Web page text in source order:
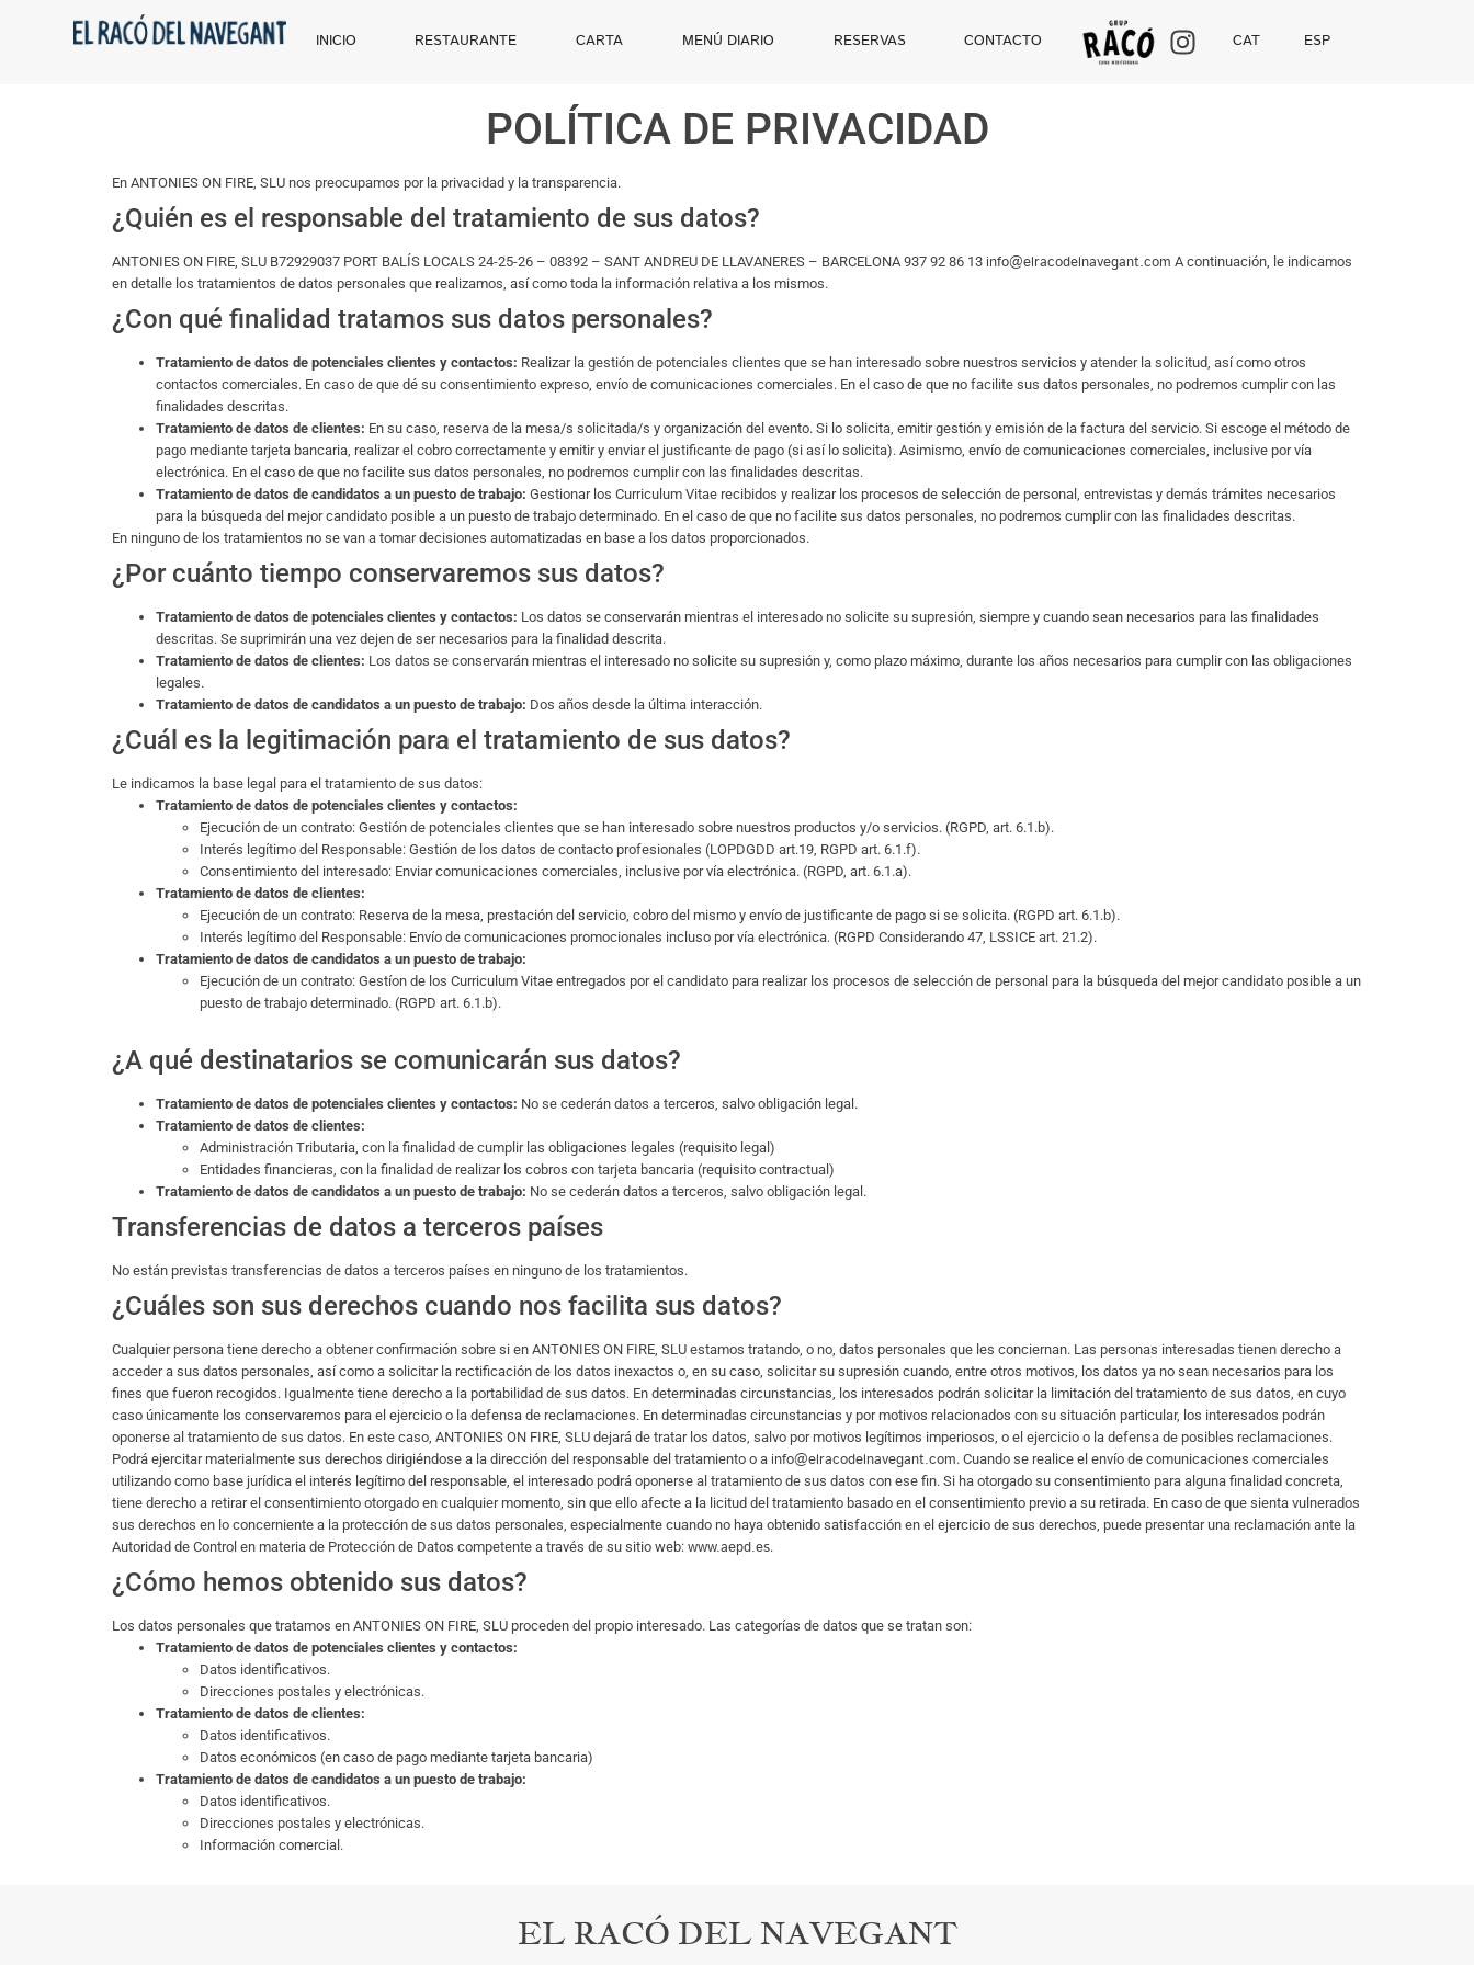
INICIO RESTAURANTE CARTA MENÚ DIARIO RESERVAS CONTACTO CAT ESP
POLÍTICA DE PRIVACIDAD
En ANTONIES ON FIRE, SLU nos preocupamos por la privacidad y la transparencia.
¿Quién es el responsable del tratamiento de sus datos?
ANTONIES ON FIRE, SLU B72929037 PORT BALÍS LOCALS 24-25-26 – 08392 – SANT ANDREU DE LLAVANERES – BARCELONA 937 92 86 13 info@elracodelnavegant.com A continuación, le indicamos
en detalle los tratamientos de datos personales que realizamos, así como toda la información relativa a los mismos.
¿Con qué finalidad tratamos sus datos personales?
Tratamiento de datos de potenciales clientes y contactos: Realizar la gestión de potenciales clientes que se han interesado sobre nuestros servicios y atender la solicitud, así como otros
contactos comerciales. En caso de que dé su consentimiento expreso, envío de comunicaciones comerciales. En el caso de que no facilite sus datos personales, no podremos cumplir con las
finalidades descritas.
Tratamiento de datos de clientes: En su caso, reserva de la mesa/s solicitada/s y organización del evento. Si lo solicita, emitir gestión y emisión de la factura del servicio. Si escoge el método de
pago mediante tarjeta bancaria, realizar el cobro correctamente y emitir y enviar el justificante de pago (si así lo solicita). Asimismo, envío de comunicaciones comerciales, inclusive por vía
electrónica. En el caso de que no facilite sus datos personales, no podremos cumplir con las finalidades descritas.
Tratamiento de datos de candidatos a un puesto de trabajo: Gestionar los Curriculum Vitae recibidos y realizar los procesos de selección de personal, entrevistas y demás trámites necesarios
para la búsqueda del mejor candidato posible a un puesto de trabajo determinado. En el caso de que no facilite sus datos personales, no podremos cumplir con las finalidades descritas.
En ninguno de los tratamientos no se van a tomar decisiones automatizadas en base a los datos proporcionados.
¿Por cuánto tiempo conservaremos sus datos?
Tratamiento de datos de potenciales clientes y contactos: Los datos se conservarán mientras el interesado no solicite su supresión, siempre y cuando sean necesarios para las finalidades
descritas. Se suprimirán una vez dejen de ser necesarios para la finalidad descrita.
Tratamiento de datos de clientes: Los datos se conservarán mientras el interesado no solicite su supresión y, como plazo máximo, durante los años necesarios para cumplir con las obligaciones
legales.
Tratamiento de datos de candidatos a un puesto de trabajo: Dos años desde la última interacción.
¿Cuál es la legitimación para el tratamiento de sus datos?
Le indicamos la base legal para el tratamiento de sus datos:
Tratamiento de datos de potenciales clientes y contactos:
Ejecución de un contrato: Gestión de potenciales clientes que se han interesado sobre nuestros productos y/o servicios. (RGPD, art. 6.1.b).
Interés legítimo del Responsable: Gestión de los datos de contacto profesionales (LOPDGDD art.19, RGPD art. 6.1.f).
Consentimiento del interesado: Enviar comunicaciones comerciales, inclusive por vía electrónica. (RGPD, art. 6.1.a).
Tratamiento de datos de clientes:
Ejecución de un contrato: Reserva de la mesa, prestación del servicio, cobro del mismo y envío de justificante de pago si se solicita. (RGPD art. 6.1.b).
Interés legítimo del Responsable: Envío de comunicaciones promocionales incluso por vía electrónica. (RGPD Considerando 47, LSSICE art. 21.2).
Tratamiento de datos de candidatos a un puesto de trabajo:
Ejecución de un contrato: Gestíon de los Curriculum Vitae entregados por el candidato para realizar los procesos de selección de personal para la búsqueda del mejor candidato posible a un
puesto de trabajo determinado. (RGPD art. 6.1.b).
¿A qué destinatarios se comunicarán sus datos?
Tratamiento de datos de potenciales clientes y contactos: No se cederán datos a terceros, salvo obligación legal.
Tratamiento de datos de clientes:
Administración Tributaria, con la finalidad de cumplir las obligaciones legales (requisito legal)
Entidades financieras, con la finalidad de realizar los cobros con tarjeta bancaria (requisito contractual)
Tratamiento de datos de candidatos a un puesto de trabajo: No se cederán datos a terceros, salvo obligación legal.
Transferencias de datos a terceros países
No están previstas transferencias de datos a terceros países en ninguno de los tratamientos.
¿Cuáles son sus derechos cuando nos facilita sus datos?
Cualquier persona tiene derecho a obtener confirmación sobre si en ANTONIES ON FIRE, SLU estamos tratando, o no, datos personales que les conciernan. Las personas interesadas tienen derecho a
acceder a sus datos personales, así como a solicitar la rectificación de los datos inexactos o, en su caso, solicitar su supresión cuando, entre otros motivos, los datos ya no sean necesarios para los
fines que fueron recogidos. Igualmente tiene derecho a la portabilidad de sus datos. En determinadas circunstancias, los interesados podrán solicitar la limitación del tratamiento de sus datos, en cuyo
caso únicamente los conservaremos para el ejercicio o la defensa de reclamaciones. En determinadas circunstancias y por motivos relacionados con su situación particular, los interesados podrán
oponerse al tratamiento de sus datos. En este caso, ANTONIES ON FIRE, SLU dejará de tratar los datos, salvo por motivos legítimos imperiosos, o el ejercicio o la defensa de posibles reclamaciones.
Podrá ejercitar materialmente sus derechos dirigiéndose a la dirección del responsable del tratamiento o a info@elracodelnavegant.com. Cuando se realice el envío de comunicaciones comerciales
utilizando como base jurídica el interés legítimo del responsable, el interesado podrá oponerse al tratamiento de sus datos con ese fin. Si ha otorgado su consentimiento para alguna finalidad concreta,
tiene derecho a retirar el consentimiento otorgado en cualquier momento, sin que ello afecte a la licitud del tratamiento basado en el consentimiento previo a su retirada. En caso de que sienta vulnerados
sus derechos en lo concerniente a la protección de sus datos personales, especialmente cuando no haya obtenido satisfacción en el ejercicio de sus derechos, puede presentar una reclamación ante la
Autoridad de Control en materia de Protección de Datos competente a través de su sitio web: www.aepd.es.
¿Cómo hemos obtenido sus datos?
Los datos personales que tratamos en ANTONIES ON FIRE, SLU proceden del propio interesado. Las categorías de datos que se tratan son:
Tratamiento de datos de potenciales clientes y contactos:
Datos identificativos.
Direcciones postales y electrónicas.
Tratamiento de datos de clientes:
Datos identificativos.
Datos económicos (en caso de pago mediante tarjeta bancaria)
Tratamiento de datos de candidatos a un puesto de trabajo:
Datos identificativos.
Direcciones postales y electrónicas.
Información comercial.
EL RACÓ DEL NAVEGANT